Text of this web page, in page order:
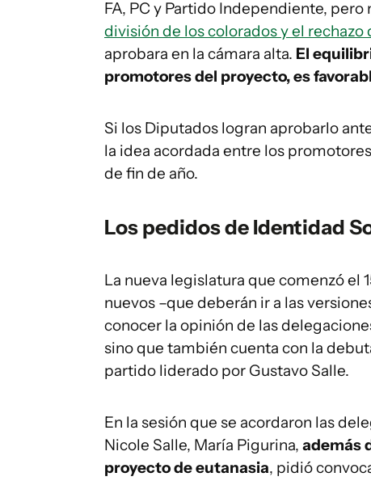
FA, PC y Partido Independiente, pero
división de los colorados y el
aprobara en la cámara alta. El
promotores del proyecto, es
Si los Diputados logran aprobarlo
la idea acordada entre los
de fin de año.
Los pedidos de Identidad
La nueva legislatura que comenzó el
nuevos –que deberán ir a las
conocer la opinión de las
sino que también cuenta con la
partido liderado por Gustavo Salle.
En la sesión que se acordaron las
Nicole Salle, María Pigurina, además
proyecto de eutanasia, pidió